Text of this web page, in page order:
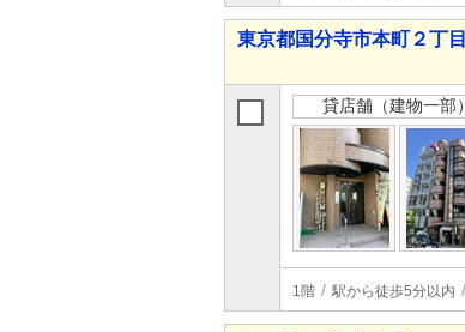
東京都国分寺市本町２丁目
貸店舗（建物一部）
1階 駅から徒歩5分以内